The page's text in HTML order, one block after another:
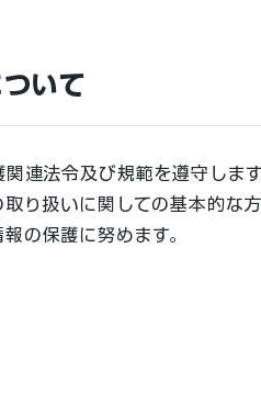
いて
連法令及び規範を遵守しま
り扱いに関しての基本的な
の保護に努めます。